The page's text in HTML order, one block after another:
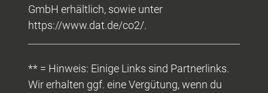
GmbH erhältlich, sowie unter
https://www.dat.de/co2/.
** = Hinweis: Einige Links sind Partnerlinks.
Wir erhalten ggf. eine Vergütung, wenn du